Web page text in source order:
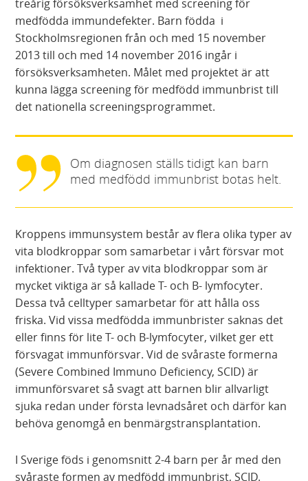
treårig försöksverksamhet med screening för
medfödda immundefekter. Barn födda i
Stockholmsregionen från och med 15 november
2013 till och med 14 november 2016 ingår i
försöksverksamheten. Målet med projektet är att
kunna lägga screening för medfödd immunbrist till
det nationella screeningsprogrammet.
Om diagnosen ställs tidigt kan barn
med medfödd immunbrist botas helt.
Kroppens immunsystem består av flera olika typer av
vita blodkroppar som samarbetar i vårt försvar mot
infektioner. Två typer av vita blodkroppar som är
mycket viktiga är så kallade T- och B- lymfocyter.
Dessa två celltyper samarbetar för att hålla oss
friska. Vid vissa medfödda immunbrister saknas det
eller finns för lite T- och B-lymfocyter, vilket ger ett
försvagat immunförsvar. Vid de svåraste formerna
(Severe Combined Immuno Deficiency, SCID) är
immunförsvaret så svagt att barnen blir allvarligt
sjuka redan under första levnadsåret och därför kan
behöva genomgå en benmärgstransplantation.
I Sverige föds i genomsnitt 2-4 barn per år med den
svåraste formen av medfödd immunbrist, SCID.